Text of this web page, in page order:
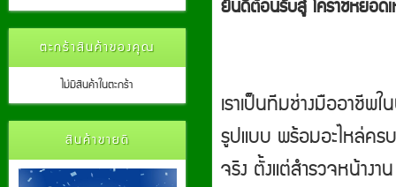
ตะกร้าสินค้าของคุณ
ไม่มีสินค้าในตะกร้า
สินค้าขายดี
ยินดีต้อนรับสู่ โคราชหยอ
เราเป็นทีมช่างมืออาชีพ
รูปแบบ พร้อมอะไหล่คร
จริง ตั้งแต่สำรวจหน้าง